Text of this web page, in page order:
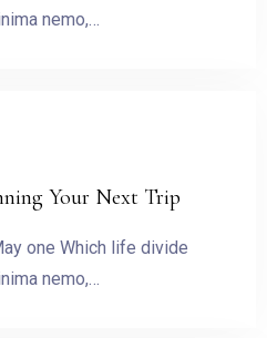
nemo,…
Your Next Trip
one Which life divide
nemo,…